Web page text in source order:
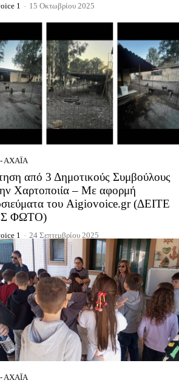
1 - 15 Οκτωβρίου 2025
ΑΧΑΪ́Α
από 3 Δημοτικούς Συμβούλους
Χαρτοποιία – Με αφορμή
του Aigiovoice.gr (ΔΕΙΤΕ
ΦΩΤΟ)
1 - 24 Σεπτεμβρίου 2025
ΑΧΑΪ́Α